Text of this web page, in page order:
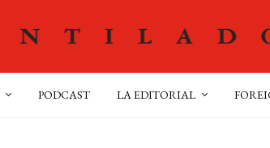
PODCAST LA EDITORIAL